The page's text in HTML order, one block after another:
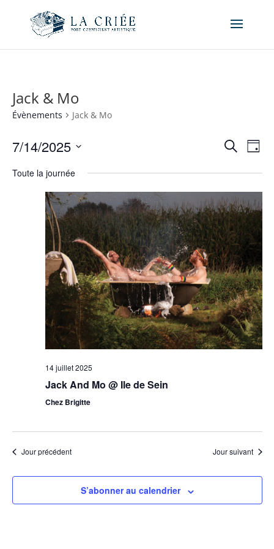
Jack & Mo
Évènements Jack & Mo
de
vues
Recherche
de
Jour
7/14/2025
une
Toute la journée
14 juillet 2025
Jack And Mo @ Ile de Sein
Chez Brigitte
Jour précédent Jour suivant
S’abonner au calendrier